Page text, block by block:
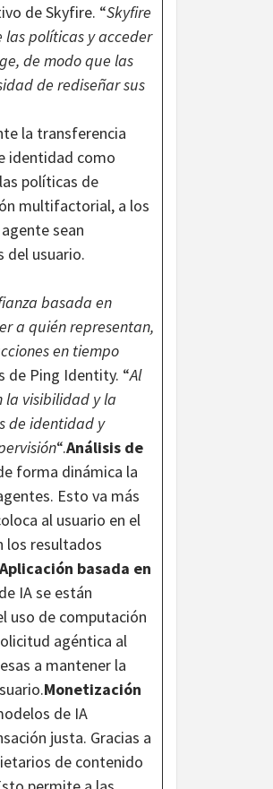
de Skyfire. “Skyfire
políticas y acceder
de modo que las
de rediseñar sus
la transferencia
identidad como
políticas de
multifactorial, a los
sean
del usuario.
basada en
a quién representan,
en tiempo
de Ping Identity. “Al
la visibilidad y la
de identidad y
“.Análisis de
forma dinámica la
Esto va más
al usuario en el
los resultados
Aplicación basada en
IA se están
uso de computación
agéntica al
a mantener la
Monetización
de IA
justa. Gracias a
de contenido